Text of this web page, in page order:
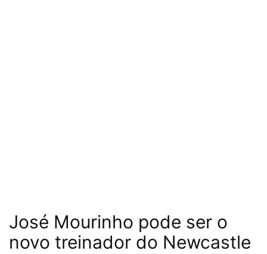
José Mourinho pode ser o
novo treinador do Newcastle